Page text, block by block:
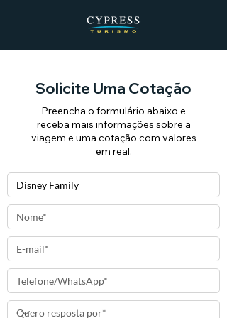
Solicite Uma Cotação
Preencha o formulário abaixo e
receba mais informações sobre a
viagem e uma cotação com valores
em real.